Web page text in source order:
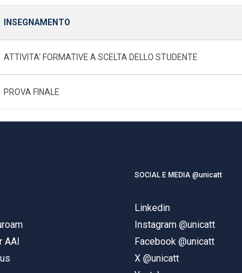
INSEGNAMENTO
ATTIVITA' FORMATIVE A SCELTA DELLO STUDENTE
PROVA FINALE
AAI
SOCIAL E MEDIA @unicatt
Linkedin
Instagram @unicatt
Facebook @unicatt
X @unicatt